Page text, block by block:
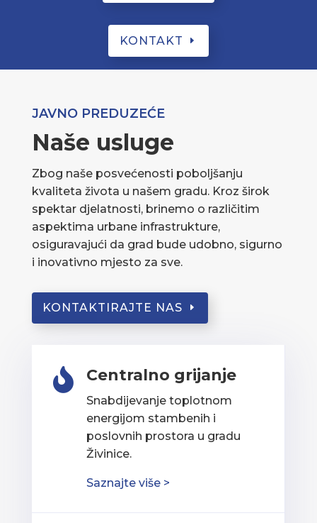
KONTAKT
JAVNO PREDUZEĆE
Naše usluge
Zbog naše posvećenosti poboljšanju
kvaliteta života u našem gradu. Kroz širok
spektar djelatnosti, brinemo o različitim
aspektima urbane infrastrukture,
osiguravajući da grad bude udobno, sigurno
i inovativno mjesto za sve.
KONTAKTIRAJTE NAS
 Centralno grijanje
Snabdijevanje toplotnom
energijom stambenih i
poslovnih prostora u gradu
Živinice.
Saznajte više >